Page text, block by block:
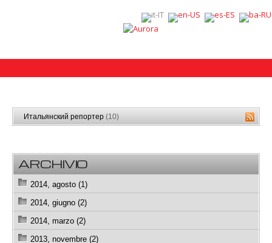
Итальянский репортер (10)
ARCHIVIO
2014, agosto (1)
2014, giugno (2)
2014, marzo (2)
2013, novembre (2)